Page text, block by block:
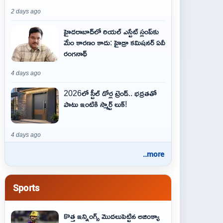
2 days ago
హైదరాబాద్‌లో రియల్ ఎస్టేట్ స్లంప్‌కు
మేం కారణం కాదు: హైడ్రా కమిషనర్ ఏవీ
రంగనాథ్
4 days ago
2026లో స్టీల్ డోర్ల ట్రెండ్.. భద్రతతో
పాటు ఇంటికి స్మార్ట్ లుక్!
4 days ago
..more
Sports
కొత్త ఇన్నింగ్స్ మొదలుపెట్టిన అజింక్యా